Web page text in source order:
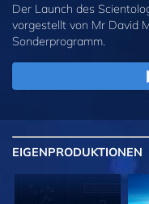
Der Launch des
vorgestellt von Mr David
Sonderprogramm.
EIGENPRODUKTIONEN